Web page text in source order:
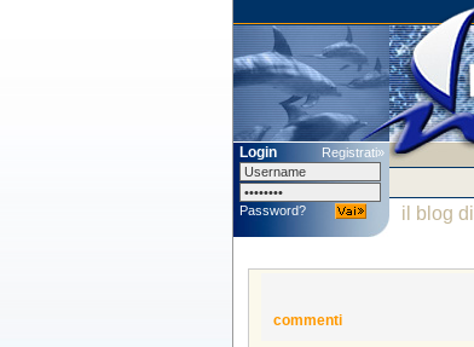
Login Registrati»
Password? il blog di
commenti